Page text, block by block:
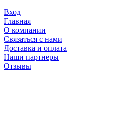
Вход
Главная
О компании
Связаться с нами
Доставка и оплата
Наши партнеры
Отзывы